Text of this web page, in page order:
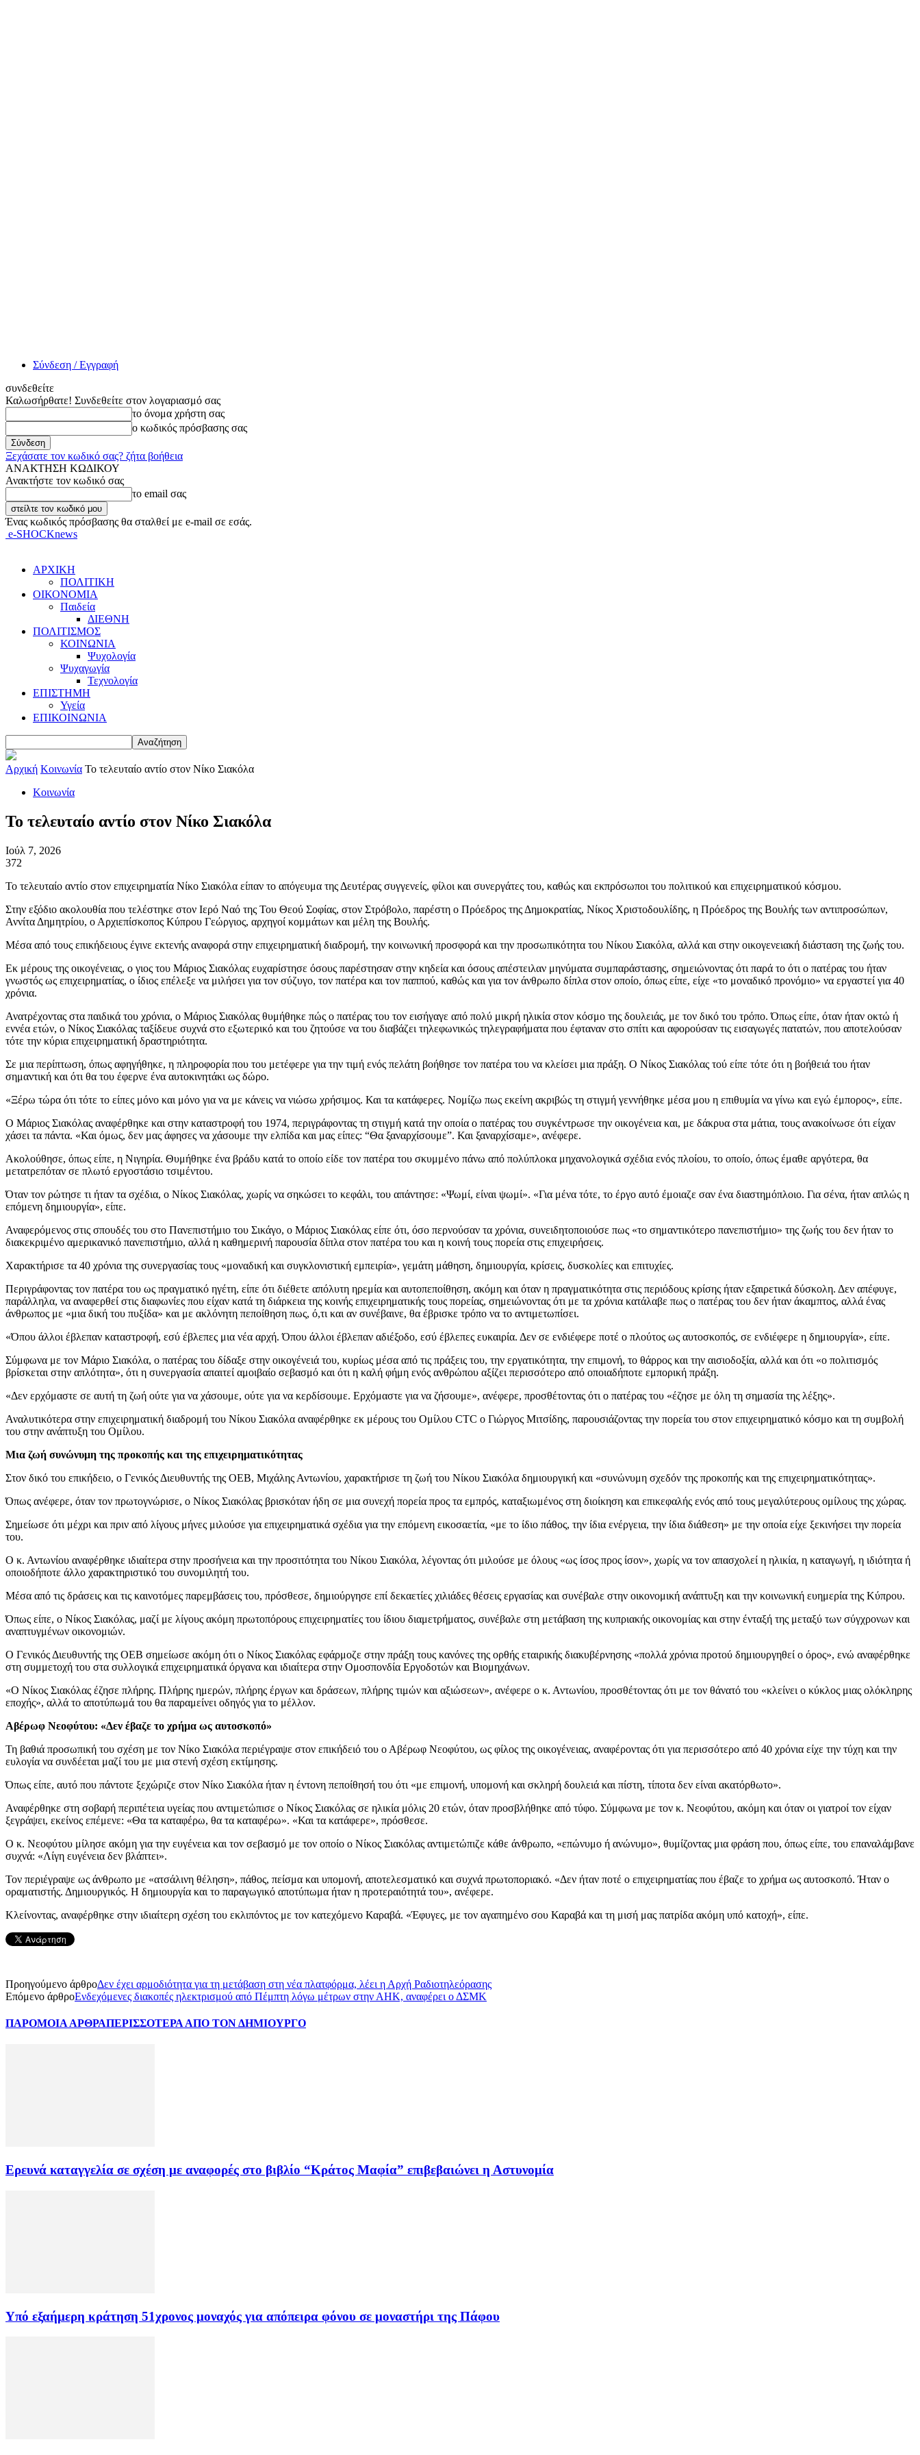
Σύνδεση / Εγγραφή
συνδεθείτε
Καλωσήρθατε! Συνδεθείτε στον λογαριασμό σας
το όνομα χρήστη σας
ο κωδικός πρόσβασης σας
Ξεχάσατε τον κωδικό σας? ζήτα βοήθεια
ΑΝΑΚΤΗΣΗ ΚΩΔΙΚΟΥ
Ανακτήστε τον κωδικό σας
το email σας
Ένας κωδικός πρόσβασης θα σταλθεί με e-mail σε εσάς.
e-SHOCKnews
ΑΡΧΙΚΗ
ΠΟΛΙΤΙΚΗ
ΟΙΚΟΝΟΜΙΑ
Παιδεία
ΔΙΕΘΝΗ
ΠΟΛΙΤΙΣΜΟΣ
ΚΟΙΝΩΝΙΑ
Ψυχολογία
Ψυχαγωγία
Τεχνολογία
ΕΠΙΣΤΗΜΗ
Υγεία
ΕΠΙΚΟΙΝΩΝΙΑ
Αρχική Κοινωνία Το τελευταίο αντίο στον Νίκο Σιακόλα
Κοινωνία
Το τελευταίο αντίο στον Νίκο Σιακόλα
Ιούλ 7, 2026
372
Το τελευταίο αντίο στον επιχειρηματία Νίκο Σιακόλα είπαν το απόγευμα της Δευτέρας συγγενείς, φίλοι και συνεργάτες του, καθώς και εκπρόσωποι του πολιτικού και επιχειρηματικού κόσμου.
Στην εξόδιο ακολουθία που τελέστηκε στον Ιερό Ναό της Του Θεού Σοφίας, στον Στρόβολο, παρέστη ο Πρόεδρος της Δημοκρατίας, Νίκος Χριστοδουλίδης, η Πρόεδρος της Βουλής των αντιπροσώπων,
Αννίτα Δημητρίου, ο Αρχιεπίσκοπος Κύπρου Γεώργιος, αρχηγοί κομμάτων και μέλη της Βουλής.
Μέσα από τους επικήδειους έγινε εκτενής αναφορά στην επιχειρηματική διαδρομή, την κοινωνική προσφορά και την προσωπικότητα του Νίκου Σιακόλα, αλλά και στην οικογενειακή διάσταση της ζωής του.
Εκ μέρους της οικογένειας, ο γιος του Μάριος Σιακόλας ευχαρίστησε όσους παρέστησαν στην κηδεία και όσους απέστειλαν μηνύματα συμπαράστασης, σημειώνοντας ότι παρά το ότι ο πατέρας του ήταν
γνωστός ως επιχειρηματίας, ο ίδιος επέλεξε να μιλήσει για τον σύζυγο, τον πατέρα και τον παππού, καθώς και για τον άνθρωπο δίπλα στον οποίο, όπως είπε, είχε «το μοναδικό προνόμιο» να εργαστεί για 40
χρόνια.
Ανατρέχοντας στα παιδικά του χρόνια, ο Μάριος Σιακόλας θυμήθηκε πώς ο πατέρας του τον εισήγαγε από πολύ μικρή ηλικία στον κόσμο της δουλειάς, με τον δικό του τρόπο. Όπως είπε, όταν ήταν οκτώ ή
εννέα ετών, ο Νίκος Σιακόλας ταξίδευε συχνά στο εξωτερικό και του ζητούσε να του διαβάζει τηλεφωνικώς τηλεγραφήματα που έφταναν στο σπίτι και αφορούσαν τις εισαγωγές πατατών, που αποτελούσαν
τότε την κύρια επιχειρηματική δραστηριότητα.
Σε μια περίπτωση, όπως αφηγήθηκε, η πληροφορία που του μετέφερε για την τιμή ενός πελάτη βοήθησε τον πατέρα του να κλείσει μια πράξη. Ο Νίκος Σιακόλας τού είπε τότε ότι η βοήθειά του ήταν
σημαντική και ότι θα του έφερνε ένα αυτοκινητάκι ως δώρο.
«Ξέρω τώρα ότι τότε το είπες μόνο και μόνο για να με κάνεις να νιώσω χρήσιμος. Και τα κατάφερες. Νομίζω πως εκείνη ακριβώς τη στιγμή γεννήθηκε μέσα μου η επιθυμία να γίνω και εγώ έμπορος», είπε.
Ο Μάριος Σιακόλας αναφέρθηκε και στην καταστροφή του 1974, περιγράφοντας τη στιγμή κατά την οποία ο πατέρας του συγκέντρωσε την οικογένεια και, με δάκρυα στα μάτια, τους ανακοίνωσε ότι είχαν
χάσει τα πάντα. «Και όμως, δεν μας άφησες να χάσουμε την ελπίδα και μας είπες: “Θα ξαναρχίσουμε”. Και ξαναρχίσαμε», ανέφερε.
Ακολούθησε, όπως είπε, η Νιγηρία. Θυμήθηκε ένα βράδυ κατά το οποίο είδε τον πατέρα του σκυμμένο πάνω από πολύπλοκα μηχανολογικά σχέδια ενός πλοίου, το οποίο, όπως έμαθε αργότερα, θα
μετατρεπόταν σε πλωτό εργοστάσιο τσιμέντου.
Όταν τον ρώτησε τι ήταν τα σχέδια, ο Νίκος Σιακόλας, χωρίς να σηκώσει το κεφάλι, του απάντησε: «Ψωμί, είναι ψωμί». «Για μένα τότε, το έργο αυτό έμοιαζε σαν ένα διαστημόπλοιο. Για σένα, ήταν απλώς η
επόμενη δημιουργία», είπε.
Αναφερόμενος στις σπουδές του στο Πανεπιστήμιο του Σικάγο, ο Μάριος Σιακόλας είπε ότι, όσο περνούσαν τα χρόνια, συνειδητοποιούσε πως «το σημαντικότερο πανεπιστήμιο» της ζωής του δεν ήταν το
διακεκριμένο αμερικανικό πανεπιστήμιο, αλλά η καθημερινή παρουσία δίπλα στον πατέρα του και η κοινή τους πορεία στις επιχειρήσεις.
Χαρακτήρισε τα 40 χρόνια της συνεργασίας τους «μοναδική και συγκλονιστική εμπειρία», γεμάτη μάθηση, δημιουργία, κρίσεις, δυσκολίες και επιτυχίες.
Περιγράφοντας τον πατέρα του ως πραγματικό ηγέτη, είπε ότι διέθετε απόλυτη ηρεμία και αυτοπεποίθηση, ακόμη και όταν η πραγματικότητα στις περιόδους κρίσης ήταν εξαιρετικά δύσκολη. Δεν απέφυγε,
παράλληλα, να αναφερθεί στις διαφωνίες που είχαν κατά τη διάρκεια της κοινής επιχειρηματικής τους πορείας, σημειώνοντας ότι με τα χρόνια κατάλαβε πως ο πατέρας του δεν ήταν άκαμπτος, αλλά ένας
άνθρωπος με «μια δική του πυξίδα» και με ακλόνητη πεποίθηση πως, ό,τι και αν συνέβαινε, θα έβρισκε τρόπο να το αντιμετωπίσει.
«Όπου άλλοι έβλεπαν καταστροφή, εσύ έβλεπες μια νέα αρχή. Όπου άλλοι έβλεπαν αδιέξοδο, εσύ έβλεπες ευκαιρία. Δεν σε ενδιέφερε ποτέ ο πλούτος ως αυτοσκοπός, σε ενδιέφερε η δημιουργία», είπε.
Σύμφωνα με τον Μάριο Σιακόλα, ο πατέρας του δίδαξε στην οικογένειά του, κυρίως μέσα από τις πράξεις του, την εργατικότητα, την επιμονή, το θάρρος και την αισιοδοξία, αλλά και ότι «ο πολιτισμός
βρίσκεται στην απλότητα», ότι η συνεργασία απαιτεί αμοιβαίο σεβασμό και ότι η καλή φήμη ενός ανθρώπου αξίζει περισσότερο από οποιαδήποτε εμπορική πράξη.
«Δεν ερχόμαστε σε αυτή τη ζωή ούτε για να χάσουμε, ούτε για να κερδίσουμε. Ερχόμαστε για να ζήσουμε», ανέφερε, προσθέτοντας ότι ο πατέρας του «έζησε με όλη τη σημασία της λέξης».
Αναλυτικότερα στην επιχειρηματική διαδρομή του Νίκου Σιακόλα αναφέρθηκε εκ μέρους του Ομίλου CTC ο Γιώργος Μιτσίδης, παρουσιάζοντας την πορεία του στον επιχειρηματικό κόσμο και τη συμβολή
του στην ανάπτυξη του Ομίλου.
Μια ζωή συνώνυμη της προκοπής και της επιχειρηματικότητας
Στον δικό του επικήδειο, ο Γενικός Διευθυντής της ΟΕΒ, Μιχάλης Αντωνίου, χαρακτήρισε τη ζωή του Νίκου Σιακόλα δημιουργική και «συνώνυμη σχεδόν της προκοπής και της επιχειρηματικότητας».
Όπως ανέφερε, όταν τον πρωτογνώρισε, ο Νίκος Σιακόλας βρισκόταν ήδη σε μια συνεχή πορεία προς τα εμπρός, καταξιωμένος στη διοίκηση και επικεφαλής ενός από τους μεγαλύτερους ομίλους της χώρας.
Σημείωσε ότι μέχρι και πριν από λίγους μήνες μιλούσε για επιχειρηματικά σχέδια για την επόμενη εικοσαετία, «με το ίδιο πάθος, την ίδια ενέργεια, την ίδια διάθεση» με την οποία είχε ξεκινήσει την πορεία
του.
Ο κ. Αντωνίου αναφέρθηκε ιδιαίτερα στην προσήνεια και την προσιτότητα του Νίκου Σιακόλα, λέγοντας ότι μιλούσε με όλους «ως ίσος προς ίσον», χωρίς να τον απασχολεί η ηλικία, η καταγωγή, η ιδιότητα ή
οποιοδήποτε άλλο χαρακτηριστικό του συνομιλητή του.
Μέσα από τις δράσεις και τις καινοτόμες παρεμβάσεις του, πρόσθεσε, δημιούργησε επί δεκαετίες χιλιάδες θέσεις εργασίας και συνέβαλε στην οικονομική ανάπτυξη και την κοινωνική ευημερία της Κύπρου.
Όπως είπε, ο Νίκος Σιακόλας, μαζί με λίγους ακόμη πρωτοπόρους επιχειρηματίες του ίδιου διαμετρήματος, συνέβαλε στη μετάβαση της κυπριακής οικονομίας και στην ένταξή της μεταξύ των σύγχρονων και
αναπτυγμένων οικονομιών.
Ο Γενικός Διευθυντής της ΟΕΒ σημείωσε ακόμη ότι ο Νίκος Σιακόλας εφάρμοζε στην πράξη τους κανόνες της ορθής εταιρικής διακυβέρνησης «πολλά χρόνια προτού δημιουργηθεί ο όρος», ενώ αναφέρθηκε
στη συμμετοχή του στα συλλογικά επιχειρηματικά όργανα και ιδιαίτερα στην Ομοσπονδία Εργοδοτών και Βιομηχάνων.
«Ο Νίκος Σιακόλας έζησε πλήρης. Πλήρης ημερών, πλήρης έργων και δράσεων, πλήρης τιμών και αξιώσεων», ανέφερε ο κ. Αντωνίου, προσθέτοντας ότι με τον θάνατό του «κλείνει ο κύκλος μιας ολόκληρης
εποχής», αλλά το αποτύπωμά του θα παραμείνει οδηγός για το μέλλον.
Αβέρωφ Νεοφύτου: «Δεν έβαζε το χρήμα ως αυτοσκοπό»
Τη βαθιά προσωπική του σχέση με τον Νίκο Σιακόλα περιέγραψε στον επικήδειό του ο Αβέρωφ Νεοφύτου, ως φίλος της οικογένειας, αναφέροντας ότι για περισσότερο από 40 χρόνια είχε την τύχη και την
ευλογία να συνδέεται μαζί του με μια στενή σχέση εκτίμησης.
Όπως είπε, αυτό που πάντοτε ξεχώριζε στον Νίκο Σιακόλα ήταν η έντονη πεποίθησή του ότι «με επιμονή, υπομονή και σκληρή δουλειά και πίστη, τίποτα δεν είναι ακατόρθωτο».
Αναφέρθηκε στη σοβαρή περιπέτεια υγείας που αντιμετώπισε ο Νίκος Σιακόλας σε ηλικία μόλις 20 ετών, όταν προσβλήθηκε από τύφο. Σύμφωνα με τον κ. Νεοφύτου, ακόμη και όταν οι γιατροί τον είχαν
ξεγράψει, εκείνος επέμενε: «Θα τα καταφέρω, θα τα καταφέρω». «Και τα κατάφερε», πρόσθεσε.
Ο κ. Νεοφύτου μίλησε ακόμη για την ευγένεια και τον σεβασμό με τον οποίο ο Νίκος Σιακόλας αντιμετώπιζε κάθε άνθρωπο, «επώνυμο ή ανώνυμο», θυμίζοντας μια φράση που, όπως είπε, του επαναλάμβανε
συχνά: «Λίγη ευγένεια δεν βλάπτει».
Τον περιέγραψε ως άνθρωπο με «ατσάλινη θέληση», πάθος, πείσμα και υπομονή, αποτελεσματικό και συχνά πρωτοποριακό. «Δεν ήταν ποτέ ο επιχειρηματίας που έβαζε το χρήμα ως αυτοσκοπό. Ήταν ο
οραματιστής. Δημιουργικός. Η δημιουργία και το παραγωγικό αποτύπωμα ήταν η προτεραιότητά του», ανέφερε.
Κλείνοντας, αναφέρθηκε στην ιδιαίτερη σχέση του εκλιπόντος με τον κατεχόμενο Καραβά. «Έφυγες, με τον αγαπημένο σου Καραβά και τη μισή μας πατρίδα ακόμη υπό κατοχή», είπε.
Προηγούμενο άρθροΔεν έχει αρμοδιότητα για τη μετάβαση στη νέα πλατφόρμα, λέει η Αρχή Ραδιοτηλεόρασης
Επόμενο άρθροΕνδεχόμενες διακοπές ηλεκτρισμού από Πέμπτη λόγω μέτρων στην ΑΗΚ, αναφέρει ο ΔΣΜΚ
ΠΑΡΟΜΟΙΑ ΑΡΘΡΑΠΕΡΙΣΣΟΤΕΡΑ ΑΠΟ ΤΟΝ ΔΗΜΙΟΥΡΓΟ
Ερευνά καταγγελία σε σχέση με αναφορές στο βιβλίο “Κράτος Μαφία” επιβεβαιώνει η Αστυνομία
Υπό εξαήμερη κράτηση 51χρονος μοναχός για απόπειρα φόνου σε μοναστήρι της Πάφου